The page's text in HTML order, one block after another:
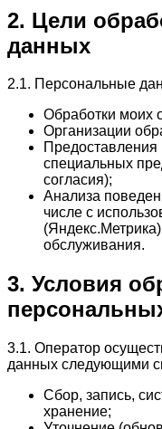
2. Цели
данных
2.1. Персональные
Обработки моих
Организации
Предоставления
специальных
согласия);
Анализа
числе с
обслуживания.
3. Условия
3.1. Оператор
данных следующими
Сбор, запись,
хранение;